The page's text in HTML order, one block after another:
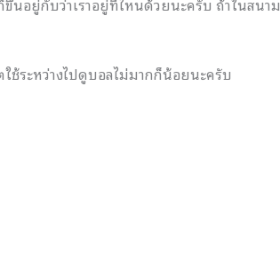
อยู่กับว่าเราอยู่ที่ไหนด้วยนะครับ ถ้าในสนาม
ช้ระหว่างไปดูบอลไม่มากก็น้อยนะครับ